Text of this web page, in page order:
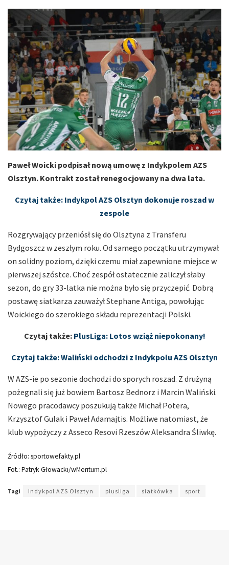
Paweł Woicki podpisał nową umowę z Indykpolem AZS
Olsztyn. Kontrakt został renegocjowany na dwa lata.
Czytaj także: Indykpol AZS Olsztyn dokonuje roszad w
zespole
Rozgrywający przeniósł się do Olsztyna z Transferu
Bydgoszcz w zeszłym roku. Od samego początku utrzymywał
on solidny poziom, dzięki czemu miał zapewnione miejsce w
pierwszej szóstce. Choć zespół ostatecznie zaliczył słaby
sezon, do gry 33-latka nie można było się przyczepić. Dobrą
postawę siatkarza zauważył Stephane Antiga, powołując
Woickiego do szerokiego składu reprezentacji Polski.
Czytaj także: PlusLiga: Lotos wziąż niepokonany!
Czytaj także: Waliński odchodzi z Indykpolu AZS Olsztyn
W AZS-ie po sezonie dochodzi do sporych roszad. Z drużyną
pożegnali się już bowiem Bartosz Bednorz i Marcin Waliński.
Nowego pracodawcy poszukują także Michał Potera,
Krzysztof Gulak i Paweł Adamajtis. Możliwe natomiast, że
klub wypożyczy z Asseco Resovi Rzeszów Aleksandra Śliwkę.
Źródło: sportowefakty.pl
Fot.: Patryk Głowacki/wMeritum.pl
Tagi Indykpol AZS Olsztyn plusliga siatkówka sport